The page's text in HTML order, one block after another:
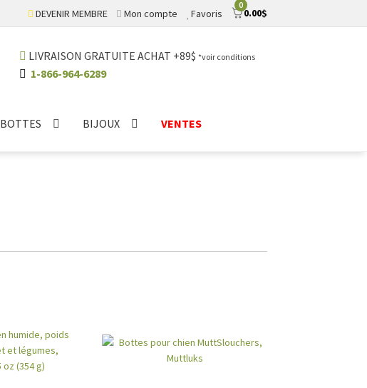
0
0.00$
DEVENIR MEMBRE Mon compte Favoris
LIVRAISON GRATUITE ACHAT +89$ *voir conditions
1-866-964-6289
BOTTES BIJOUX VENTES